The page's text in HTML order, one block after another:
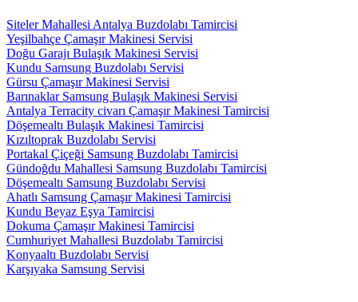
Siteler Mahallesi Antalya Buzdolabı Tamircisi
Yeşilbahçe Çamaşır Makinesi Servisi
Doğu Garajı Bulaşık Makinesi Servisi
Kundu Samsung Buzdolabı Servisi
Gürsu Çamaşır Makinesi Servisi
Barınaklar Samsung Bulaşık Makinesi Servisi
Antalya Terracity civarı Çamaşır Makinesi Tamircisi
Döşemealtı Bulaşık Makinesi Tamircisi
Kızıltoprak Buzdolabı Servisi
Portakal Çiçeği Samsung Buzdolabı Tamircisi
Gündoğdu Mahallesi Samsung Buzdolabı Tamircisi
Döşemealtı Samsung Buzdolabı Servisi
Ahatlı Samsung Çamaşır Makinesi Tamircisi
Kundu Beyaz Eşya Tamircisi
Dokuma Çamaşır Makinesi Tamircisi
Cumhuriyet Mahallesi Buzdolabı Tamircisi
Konyaaltı Buzdolabı Servisi
Karşıyaka Samsung Servisi